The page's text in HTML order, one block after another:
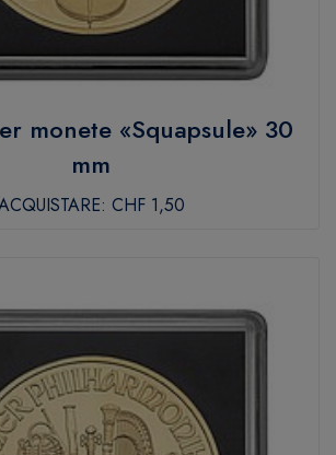
monete «Squapsule» 30
mm
CHF 1,50